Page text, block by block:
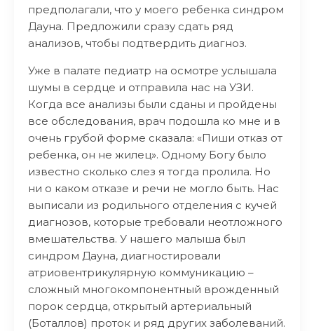
предполагали, что у моего ребенка синдром
Дауна. Предложили сразу сдать ряд
анализов, чтобы подтвердить диагноз.
Уже в палате педиатр на осмотре услышала
шумы в сердце и отправила нас на УЗИ.
Когда все анализы были сданы и пройдены
все обследования, врач подошла ко мне и в
очень грубой форме сказала: «Пиши отказ от
ребенка, он не жилец». Одному Богу было
известно сколько слез я тогда пролила. Но
ни о каком отказе и речи не могло быть. Нас
выписали из родильного отделения с кучей
диагнозов, которые требовали неотложного
вмешательства. У нашего малыша был
синдром Дауна, диагностировали
атриовентрикулярную коммуникацию –
сложный многокомпонентный врожденный
порок сердца, открытый артериальный
(Боталлов) проток и ряд других заболеваний.